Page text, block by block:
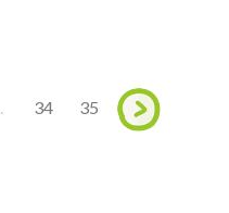
34 35